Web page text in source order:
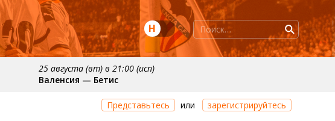
Н
25 августа (вт) в 21:00 (исп)
Валенсия — Бетис
примерно 20 сентября
Валенсия — Реал Сосьедад
Представьтесь или зарегистрируйтесь